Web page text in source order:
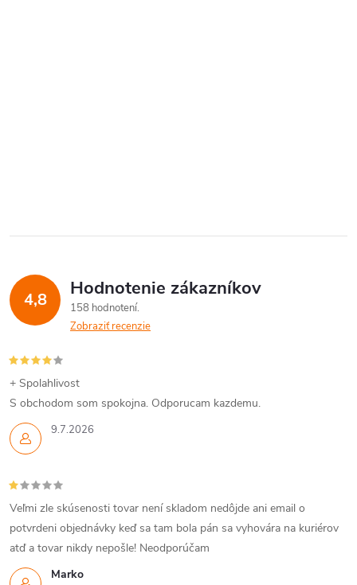
4,8 Hodnotenie zákazníkov
158 hodnotení
Zobraziť recenzie
9.7.2026
+ Spolahlivost
S obchodom som spokojna. Odporucam kazdemu.
Marko
Veľmi zle skúsenosti tovar není skladom nedôjde ani email o
potvrdeni objednávky keď sa tam bola pán sa vyhovára na kuriérov
atď a tovar nikdy nepošle! Neodporúčam